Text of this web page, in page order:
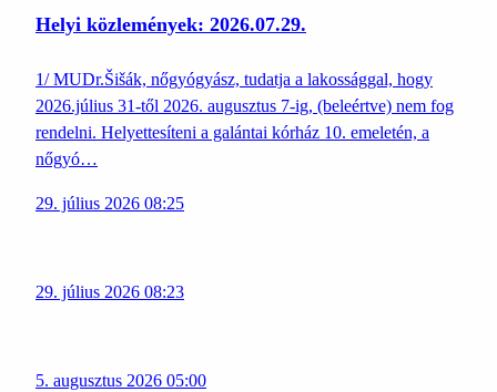
Helyi közlemények: 2026.07.29.
1/ MUDr.Šišák, nőgyógyász, tudatja a lakossággal, hogy
2026.július 31-től 2026. augusztus 7-ig, (beleértve) nem fog
rendelni. Helyettesíteni a galántai kórház 10. emeletén, a
nőgyó…
29. július 2026 08:25
29. július 2026 08:23
5. augusztus 2026 05:00